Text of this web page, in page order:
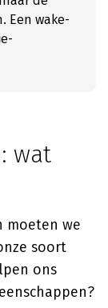
Een wake-
wat
moeten we
soort
ons